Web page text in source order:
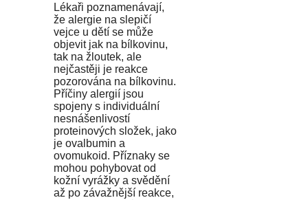
Lékaři poznamenávají,
že alergie na slepičí
vejce u dětí se může
objevit jak na bílkovinu,
tak na žloutek, ale
nejčastěji je reakce
pozorována na bílkovinu.
Příčiny alergií jsou
spojeny s individuální
nesnášenlivostí
proteinových složek, jako
je ovalbumin a
ovomukoid. Příznaky se
mohou pohybovat od
kožní vyrážky a svědění
až po závažnější reakce,